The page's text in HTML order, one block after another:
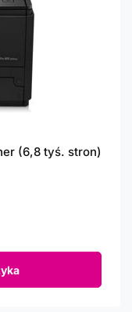
(6,8 tyś. stron)